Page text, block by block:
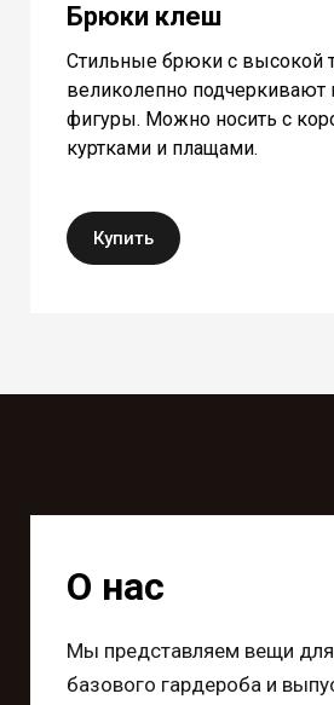
Брюки клеш
Стильные брюки с высокой
великолепно подчеркивают
фигуры. Можно носить с
куртками и плащами.
Купить
О нас
Мы представляем вещи для
базового гардероба и